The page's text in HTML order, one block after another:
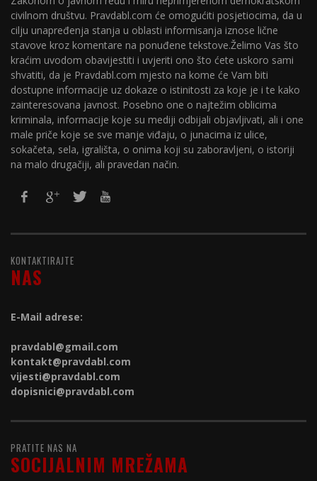
civilnom društvu. Pravdabl.com će omogućiti posjetiocima, da u
cilju unapređenja stanja u oblasti informisanja iznose lične
stavove kroz komentare na ponuđene tekstove.Želimo Vas što
kraćim uvodom obavijestiti i uvjeriti ono što ćete uskoro sami
shvatiti, da je Pravdabl.com mjesto na kome će Vam biti
dostupne informacije uz dokaze o istinitosti za koje je i te kako
zainteresovana javnost. Posebno one o najtežim oblicima
kriminala, informacije koje su mediji odbijali objavljivati, ali i one
male priče koje se sve manje viđaju, o junacima iz ulice,
sokačeta, sela, igrališta, o onima koji su zaboravljeni, o istoriji
na malo drugačiji, ali pravedan način.
KONTAKTIRAJTE
NAS
E-Mail adrese:
pravdabl@gmail.com
kontakt@pravdabl.com
vijesti@pravdabl.com
dopisnici@pravdabl.com
PRATITE NAS NA
SOCIJALNIM MREŽAMA